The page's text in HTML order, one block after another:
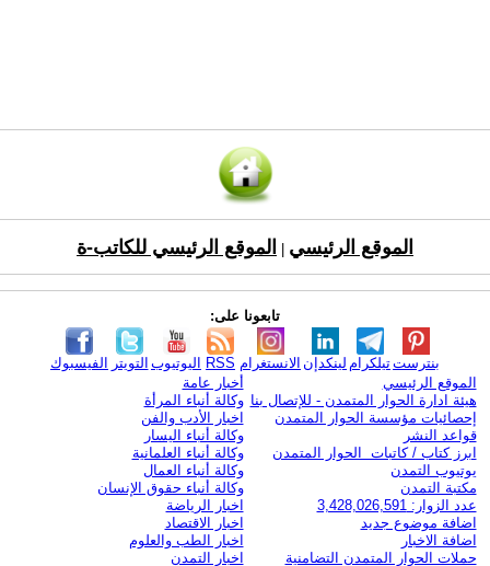
الموقع الرئيسي الموقع الرئيسي للكاتب-ة
تابعونا على:
الفيسبوك التويتر اليوتيوب RSS الانستغرام لينكدإن تيلكرامبنترست
الموقع الرئيسي
هيئة ادارة الحوار المتمدن - للإتصال بنا
إحصائيات مؤسسة الحوار المتمدن
قواعد النشر
ابرز كتاب / كاتبات الحوار المتمدن
يوتيوب التمدن
مكتبة التمدن
عدد الزوار: 3,428,026,591
اضافة موضوع جديد
اضافة الاخبار
حملات الحوار المتمدن التضامنية
أخبار عامة
وكالة أنباء المرأة
اخبار الأدب والفن
وكالة أنباء اليسار
وكالة أنباء العلمانية
وكالة أنباء العمال
وكالة أنباء حقوق الإنسان
اخبار الرياضة
اخبار الاقتصاد
اخبار الطب والعلوم
اخبار التمدن